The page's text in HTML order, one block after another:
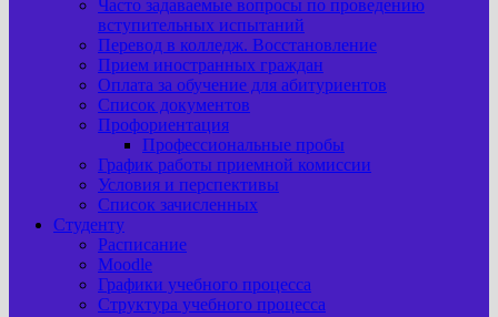
Часто задаваемые вопросы по проведению
вступительных испытаний
Перевод в колледж. Восстановление
Прием иностранных граждан
Оплата за обучение для абитуриентов
Список документов
Профориентация
Профессиональные пробы
График работы приемной комиссии
Условия и перспективы
Список зачисленных
Студенту
Расписание
Moodle
Графики учебного процесса
Структура учебного процесса